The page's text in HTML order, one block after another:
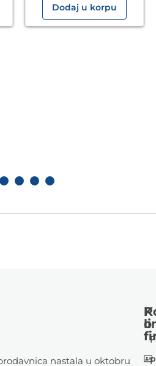
Dodaj u korpu
nastala u oktobru
o